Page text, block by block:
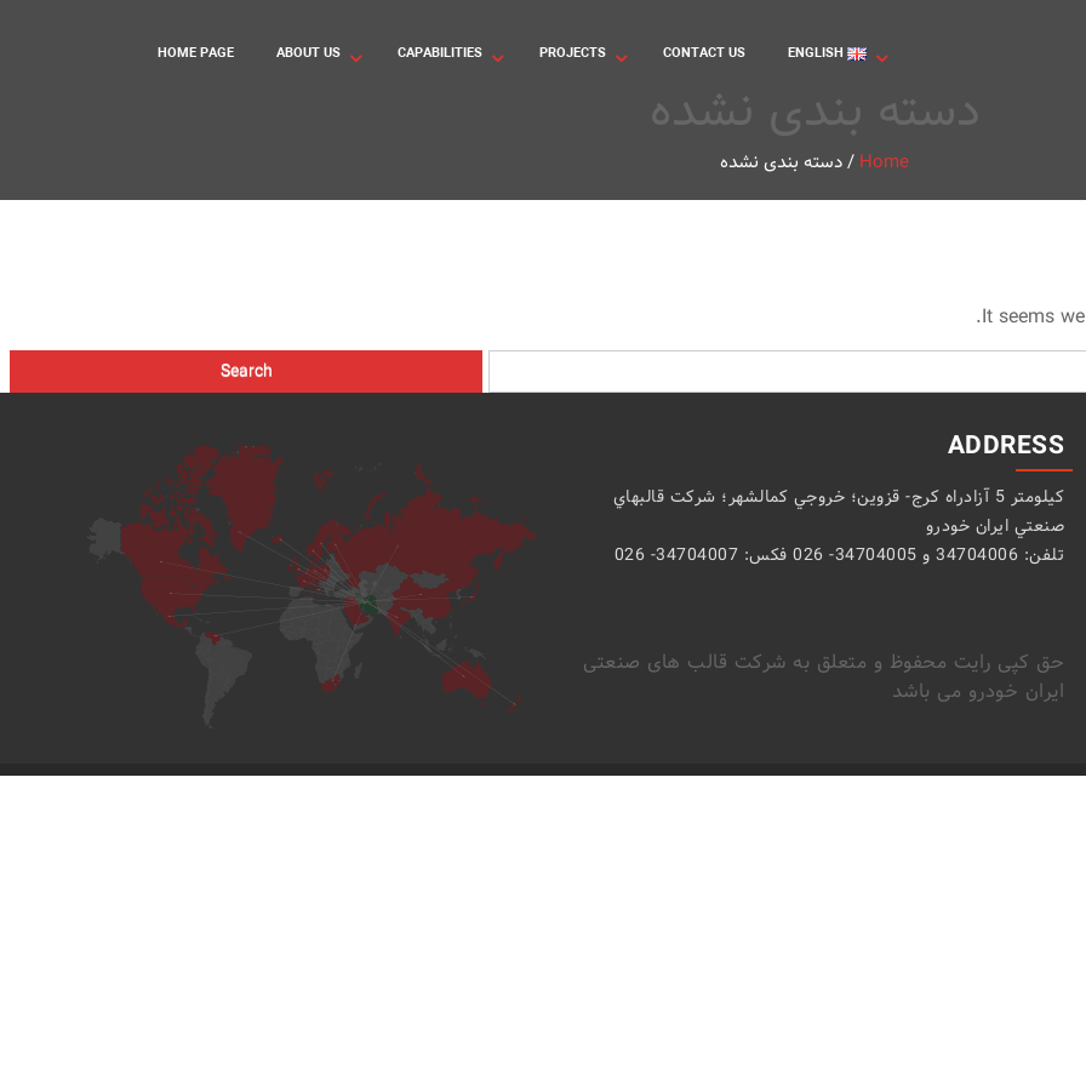
ENGLISH
CONTACT US
PROJECTS
CAPABILITIES
ABOUT US
HOME PAGE
دسته بندی نشده
Home
/دسته بندی نشده
It seems
ADDRESS
كيلومتر 5 آزادراه كرج- قزوين؛ خروجي كمالشهر؛ شركت قالبهاي
صنعتي ايران خودرو
تلفن: 34704006 و 34704005- 026 فکس: 34704007- 026
حق کپی رایت محفوظ و متعلق به شرکت قالب های صنعتی
ایران خودرو می باشد